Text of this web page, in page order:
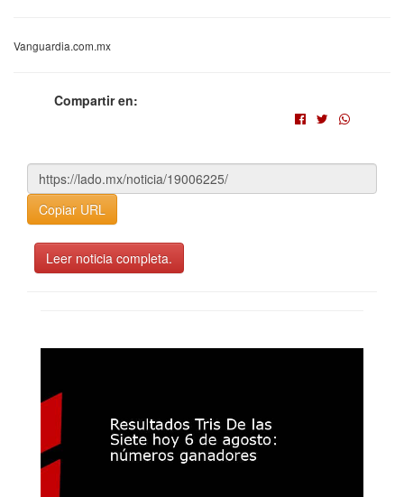
Vanguardia.com.mx
Compartir en:
Copiar URL
Leer noticia completa.